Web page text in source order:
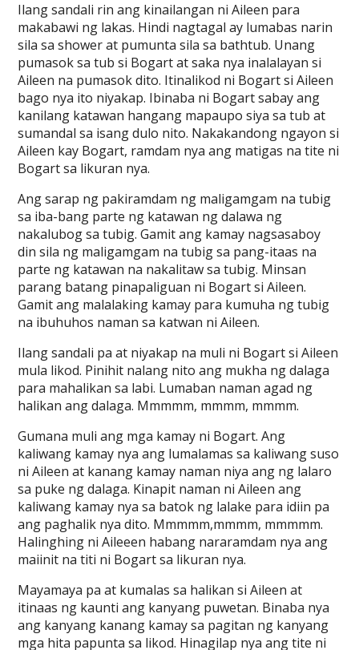
Ilang sandali rin ang kinailangan ni Aileen para
makabawi ng lakas. Hindi nagtagal ay lumabas narin
sila sa shower at pumunta sila sa bathtub. Unang
pumasok sa tub si Bogart at saka nya inalalayan si
Aileen na pumasok dito. Itinalikod ni Bogart si Aileen
bago nya ito niyakap. Ibinaba ni Bogart sabay ang
kanilang katawan hangang mapaupo siya sa tub at
sumandal sa isang dulo nito. Nakakandong ngayon si
Aileen kay Bogart, ramdam nya ang matigas na tite ni
Bogart sa likuran nya.
Ang sarap ng pakiramdam ng maligamgam na tubig
sa iba-bang parte ng katawan ng dalawa ng
nakalubog sa tubig. Gamit ang kamay nagsasaboy
din sila ng maligamgam na tubig sa pang-itaas na
parte ng katawan na nakalitaw sa tubig. Minsan
parang batang pinapaliguan ni Bogart si Aileen.
Gamit ang malalaking kamay para kumuha ng tubig
na ibuhuhos naman sa katwan ni Aileen.
Ilang sandali pa at niyakap na muli ni Bogart si Aileen
mula likod. Pinihit nalang nito ang mukha ng dalaga
para mahalikan sa labi. Lumaban naman agad ng
halikan ang dalaga. Mmmmm, mmmm, mmmm.
Gumana muli ang mga kamay ni Bogart. Ang
kaliwang kamay nya ang lumalamas sa kaliwang suso
ni Aileen at kanang kamay naman niya ang ng lalaro
sa puke ng dalaga. Kinapit naman ni Aileen ang
kaliwang kamay nya sa batok ng lalake para idiin pa
ang paghalik nya dito. Mmmmm,mmmm, mmmmm.
Halinghing ni Aileeen habang nararamdam nya ang
maiinit na titi ni Bogart sa likuran nya.
Mayamaya pa at kumalas sa halikan si Aileen at
itinaas ng kaunti ang kanyang puwetan. Binaba nya
ang kanyang kanang kamay sa pagitan ng kanyang
mga hita papunta sa likod. Hinagilap nya ang tite ni